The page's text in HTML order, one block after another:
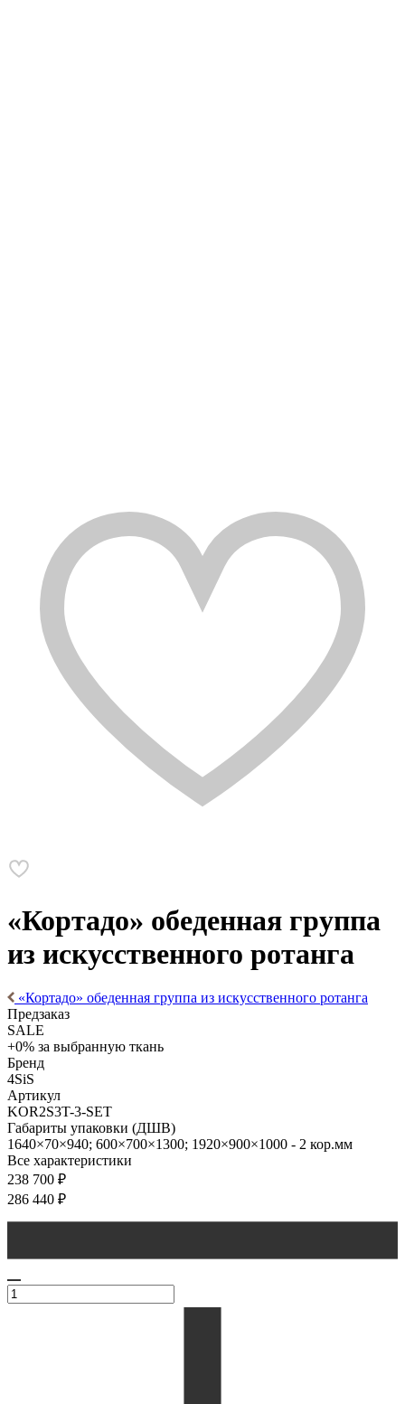
«Кортадо» обеденная группа
из искусственного ротанга
«Кортадо» обеденная группа из искусственного ротанга
Предзаказ
SALE
+0% за выбранную ткань
Бренд
4SiS
Артикул
KOR2S3T-3-SET
Габариты упаковки (ДШВ)
1640×70×940; 600×700×1300; 1920×900×1000 - 2 кор.мм
Все характеристики
238 700 ₽
286 440 ₽